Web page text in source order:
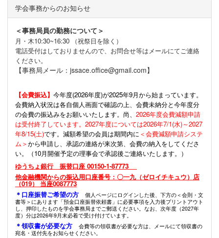
学会事務からのお知らせ
＜事務局員の勤務について＞
月・木10:30~16:30 （祝祭日を除く）
電話受付はしておりませんので、お問合せ等はメールにてご連絡
ください。
【事務局メール：jssace.office@gmail.com】
【会費振込】 今年度(2026年度)が2025年9月から始まっています。
会費納入状況は各自個人画面で確認の上、会費未納分と今年度分
の会費の振込みをお願いいたします。尚、 2026年度会費減額申請
は受付終了しています。2027年度については2026年7/1(水)～2027
年8/15(土)です。減額希望の会員は期間内に ＜会費減額申請システ
ム＞から申請し、承認の連絡が来次第、会費の納入をしてくださ
い。（10月開催予定の理事会で承認後ご連絡いたします。）
ゆうちょ銀行 振替口座 00150-1-87773
他金融機関からの振込用口座番号：〇一九（ゼロイチキュウ）店
（019） 当座0087773
＊口座振替ご希望の方
個人ページにログインした後、下方の＜会則・文
書等＞にあります「預金口座振替依頼書」に必要事項を入力後プリントアウト
し、押印したものを学会事務局までご郵送ください。なお、次年度（2027年
度）分は2026年9月末必着で受け付けています。
＊領収書が必要な方
会費等の領収書が必要な方は、メールにて領収書の
宛名・送付先をお知らせください。